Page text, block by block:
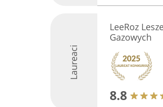
Laureaci
LeeRoz
Gazowych
8.8